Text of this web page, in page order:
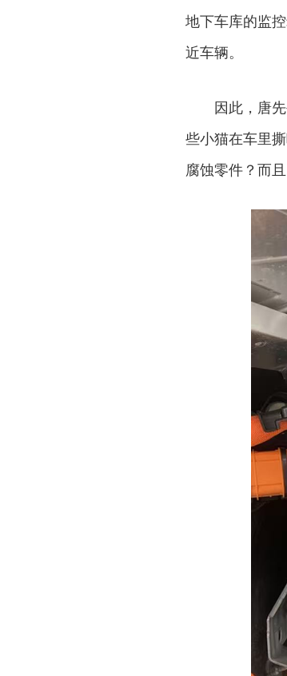
地下车库的监
近车辆。
因此，唐
些小猫在车里
腐蚀零件？而